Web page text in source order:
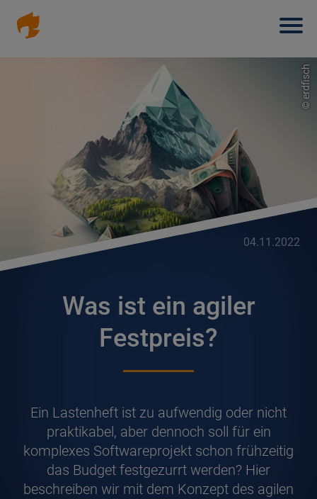
zum
Inhalt
©
erdfisch
04.11.2022
Was ist ein agiler
Festpreis?
Ein Lastenheft ist zu aufwendig oder nicht
praktikabel, aber dennoch soll für ein
komplexes Softwareprojekt schon frühzeitig
das Budget festgezurrt werden? Hier
beschreiben wir mit dem Konzept des agilen